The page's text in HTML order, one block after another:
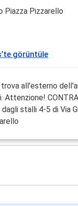
Piazza Pizzarello
görüntüle
all'esterno
Attenzione!
stalli 4-5 di Via